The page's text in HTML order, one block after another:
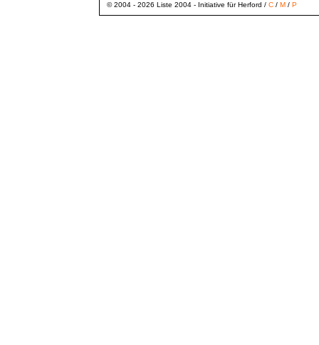
© 2004 - 2026 Liste 2004 - Initiative für Herford / C/ M/ P